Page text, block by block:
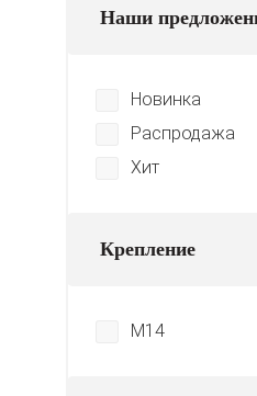
№50
#120
#200
№200
№3000
Наши
Новинка
Распродажа
Хит
Крепление
M14